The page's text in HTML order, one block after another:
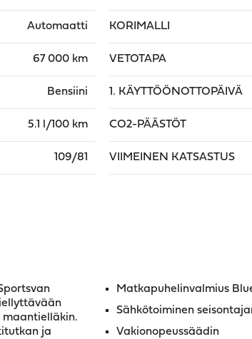
Automaatti
67 000 km
Bensiini
5.1 l/100 km
109/81
KORIMALLI
VETOTAPA
1. KÄYTTÖÖNOTTOPÄIVÄ
CO2-PÄÄSTÖT
VIIMEINEN KATSASTUS
maantielläkin.
ja
Matkapuhelinvalmius
Sähkötoiminen
Vakionopeussäädin